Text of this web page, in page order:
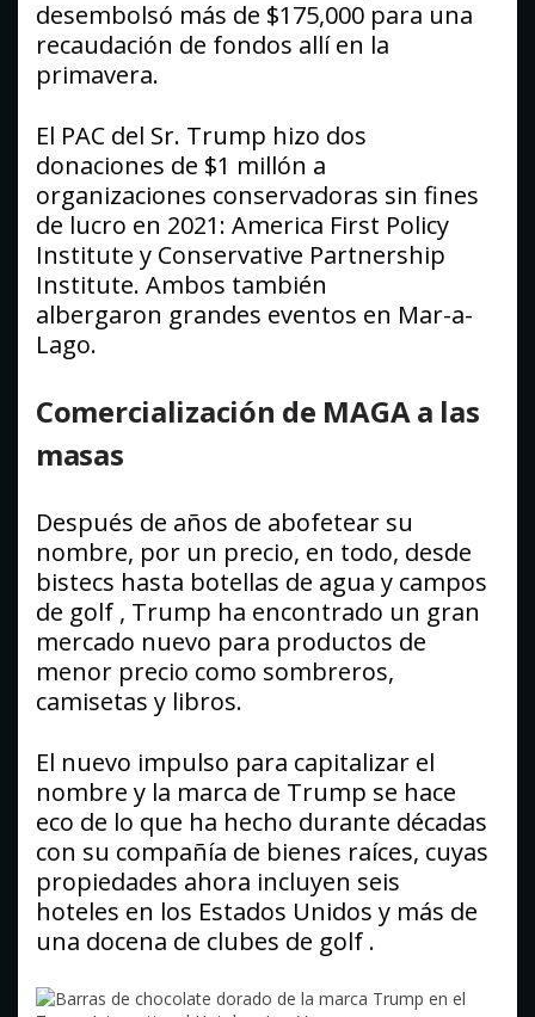
desembolsó más de $175,000 para una
recaudación de fondos allí en la
primavera.
El PAC del Sr. Trump hizo dos
donaciones de $1 millón a
organizaciones conservadoras sin fines
de lucro en 2021: America First Policy
Institute y Conservative Partnership
Institute. Ambos también
albergaron grandes eventos en Mar-a-
Lago.
Comercialización de MAGA a las
masas
Después de años de abofetear su
nombre, por un precio, en todo, desde
bistecs hasta botellas de agua y campos
de golf , Trump ha encontrado un gran
mercado nuevo para productos de
menor precio como sombreros,
camisetas y libros.
El nuevo impulso para capitalizar el
nombre y la marca de Trump se hace
eco de lo que ha hecho durante décadas
con su compañía de bienes raíces, cuyas
propiedades ahora incluyen seis
hoteles en los Estados Unidos y más de
una docena de clubes de golf .